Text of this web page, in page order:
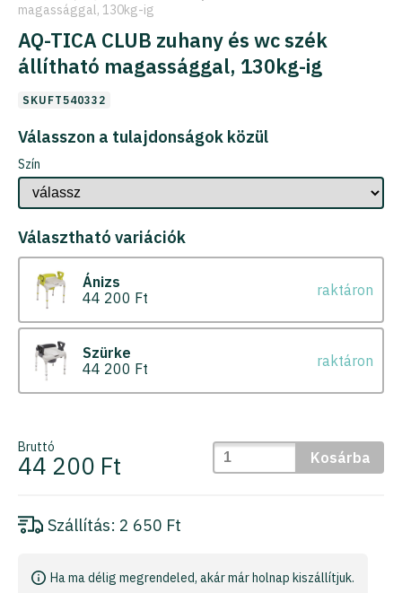
magassággal, 130kg-ig
AQ-TICA CLUB zuhany és wc szék
állítható magassággal, 130kg-ig
SKUFT540332
Válasszon a tulajdonságok közül
Szín
Választható variációk
Ánizs
44 200 Ft
raktáron
Szürke
44 200 Ft
raktáron
Bruttó
44 200 Ft Kosárba
Szállítás: 2 650 Ft
Ha ma délig megrendeled, akár már holnap kiszállítjuk.